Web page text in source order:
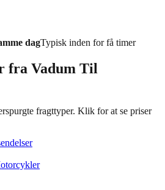
dagTypisk inden for få timer
fra Vadum Til
fragttyper. Klik for at se priser